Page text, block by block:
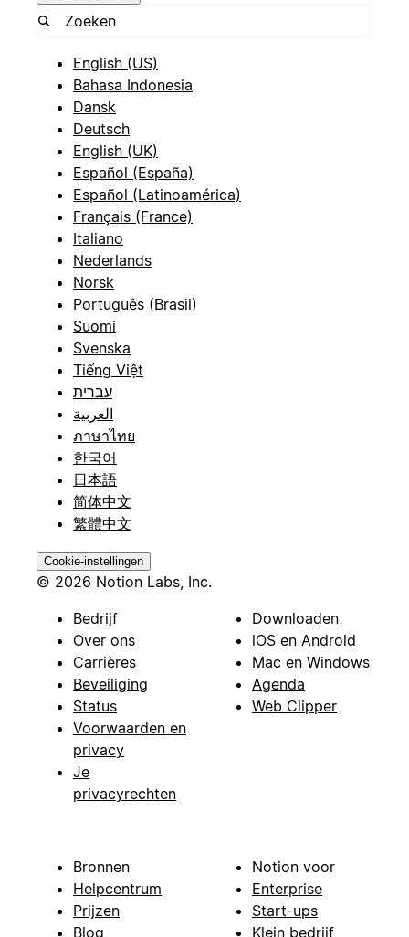
English (US)
Bahasa Indonesia
Dansk
Deutsch
English (UK)
Español (España)
Español (Latinoamérica)
Français (France)
Italiano
Nederlands
Norsk
Português (Brasil)
Suomi
Svenska
Tiếng Việt
עברית
العربية
ภาษาไทย
한국어
日本語
简体中文
繁體中文
Cookie-instellingen
© 2026 Notion Labs, Inc.
Bedrijf
Over ons
Carrières
Beveiliging
Status
Voorwaarden en
privacy
Je
privacyrechten
Downloaden
iOS en Android
Mac en Windows
Agenda
Web Clipper
Bronnen
Helpcentrum
Prijzen
Blog
Notion voor
Enterprise
Start-ups
Klein bedrijf